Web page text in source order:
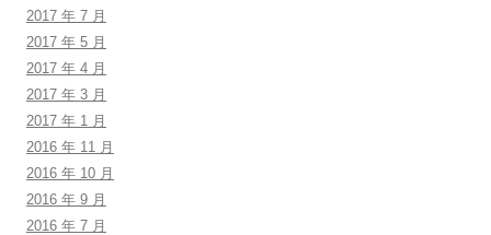
2017 年 7 月
2017 年 5 月
2017 年 4 月
2017 年 3 月
2017 年 1 月
2016 年 11 月
2016 年 10 月
2016 年 9 月
2016 年 7 月